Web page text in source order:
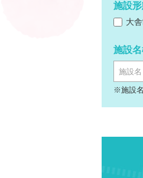
施設
大舎
施設
施設名
※施設